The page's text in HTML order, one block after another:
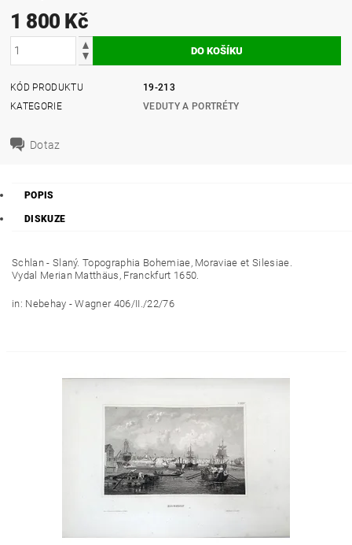
1 800 Kč
KÓD PRODUKTU
19-213
KATEGORIE
VEDUTY A PORTRÉTY
Dotaz
POPIS
DISKUZE
Schlan - Slaný. Topographia Bohemiae, Moraviae et Silesiae.
Vydal Merian Matthäus, Franckfurt 1650.
in: Nebehay - Wagner 406/II./22/76